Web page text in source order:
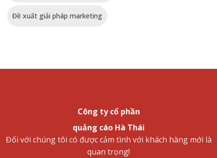
Đề xuất giải pháp marketing
Công ty cổ phần
quảng cáo Hà Thái
Đối với chúng tôi có được cảm tình với khách hàng mới là
quan trọng!